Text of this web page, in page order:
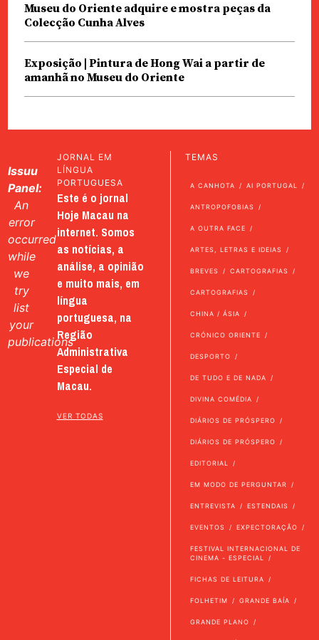
Museu do Oriente adquire e mostra peças da
Colecção Cunha Alves
Exposição | Pintura de Hong Wai a partir de
amanhã no Museu do Oriente
Issuu
Panel:
An
error
occurred
while
we
try
list
your
publications
JORNAL EM
LÍNGUA
PORTUGUESA
Este é o jornal
Hoje Macau na
internet. Somos
as notícias, a
análise, a opinião
e muito mais, em
língua
portuguesa, na
Região
Administrativa
Especial de
Macau.
VER TODAS
TEMAS
A CANHOTA AI PORTUGAL
ANTROPOFOBIAS
A OUTRA FACE
ARTES, LETRAS E IDEIAS
BREVES CARTOGRAFIAS
CARTOGRAFIAS
CHINA / ÁSIA
CRÓNICO ORIENTE
DESPORTO
DE TUDO E DE NADA
DIVINA COMÉDIA
DIÁRIOS DE PRÓSPERO
DIÁRIOS DE PRÓSPERO
EDITORIAL
EM MODO DE PERGUNTAR
ENTREVISTA ESTENDAIS
EVENTOS EXPECTORAÇÃO
FESTIVAL INTERNACIONAL DE
CINEMA - ESPECIAL
FICHAS DE LEITURA
FOLHETIM GRANDE BAÍA
GRANDE PLANO